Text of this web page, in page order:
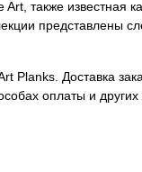
также известная
представлены
Planks. Доставка
оплаты и